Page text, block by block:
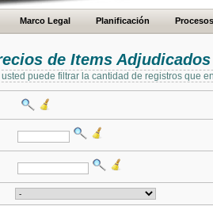
Marco Legal Planificación Procesos
de Items Adjudicados
puede filtrar la cantidad de registros que